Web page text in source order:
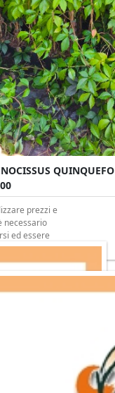
Rampicante Clt 3
prezzi e
necessario
ed essere
dall'azienda.